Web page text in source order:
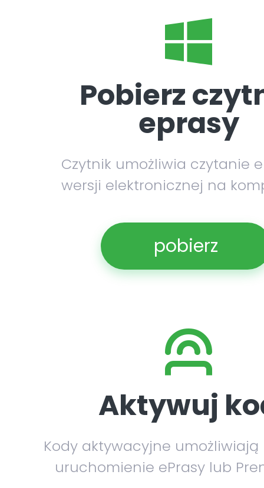
Pobierz
eprasy
Czytnik umożliwia czytanie
wersji elektronicznej na
pobierz
Aktywuj
Kody aktywacyjne umożliwiają
uruchomienie ePrasy lub